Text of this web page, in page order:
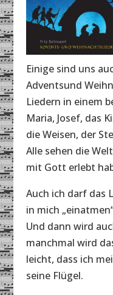
Einige sind uns
Adventsund
Liedern in einem
Maria, Josef, das
die Weisen, der
Alle sehen die
mit Gott erlebt
Auch ich darf das
in mich
Und dann wird
manchmal wird
leicht, dass ich
seine Flügel.